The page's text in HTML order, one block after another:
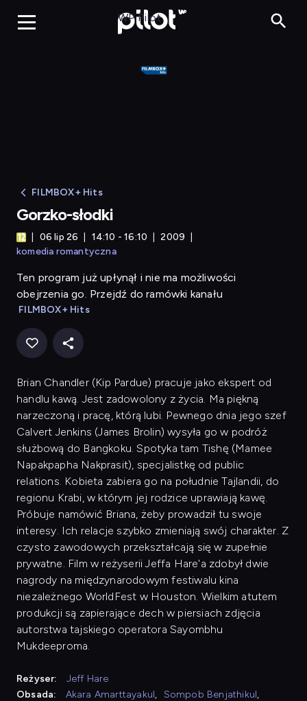
Gorzko-słodki
WP Pilot
FILMBOX+ Hits
Gorzko-słodki
06 lip 26 14:10 - 16:10
2009
komedia romantyczna
Ten program już upłynął i nie ma możliwości
obejrzenia go. Przejdź do ramówki kanału
FILMBOX+ Hits
Brian Chandler (Kip Pardue) pracuje jako ekspert od
handlu kawą. Jest zadowolony z życia. Ma piękną
narzeczoną i pracę, którą lubi. Pewnego dnia jego szef
Calvert Jenkins (James Brolin) wysyła go w podróż
służbową do Bangkoku. Spotyka tam Tishę (Mamee
Napakpapha Nakprasit), specjalistkę od public
relations. Kobieta zabiera go na południe Tajlandii, do
regionu Krabi, w którym jej rodzice uprawiają kawę.
Próbuje namówić Briana, żeby prowadził tu swoje
interesy. Ich relacje szybko zmieniają swój charakter. Z
czysto zawodowych przekształcają się w zupełnie
prywatne. Film w reżyserii Jeffa Hare'a zdobył dwie
nagrody na międzynarodowym festiwalu kina
niezależnego WorldFest w Houston. Wielkim atutem
produkcji są zapierające dech w piersiach zdjęcia
autorstwa tajskiego operatora Sayombhu
Mukdeeproma.
Reżyser:
Jeff Hare
Obsada:
Akara Amarttayakul, Sompob Benjathikul,